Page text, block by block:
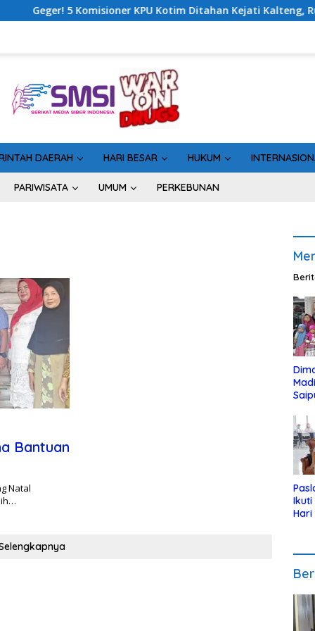
Komisioner KPU Kotim Ditahan Kejati Kalteng, Rugikan
DAERAH HARI BESAR HUKUM
PARIWISATA UMUM PERKEBUNAN
Bantuan
Natal
Ikuti
Hari